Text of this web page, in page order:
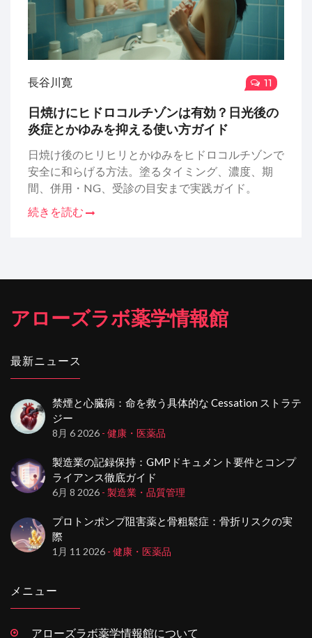
長谷川寛 11
日焼けにヒドロコルチゾンは有効？日光後の
炎症とかゆみを抑える使い方ガイド
日焼け後のヒリヒリとかゆみをヒドロコルチゾンで
安全に和らげる方法。塗るタイミング、濃度、期
間、併用・NG、受診の目安まで実践ガイド。
続きを読む
アローズラボ薬学情報館
最新ニュース
禁煙と心臓病：命を救う具体的な Cessation ストラテ
ジー
8月 6 2026 - 健康・医薬品
製造業の記録保持：GMPドキュメント要件とコンプ
ライアンス徹底ガイド
6月 8 2026 - 製造業・品質管理
プロトンポンプ阻害薬と骨粗鬆症：骨折リスクの実
際
1月 11 2026 - 健康・医薬品
メニュー
アローズラボ薬学情報館について